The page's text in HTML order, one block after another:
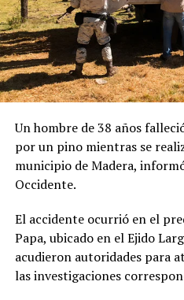
Un hombre de 38 años
por un pino mientras se
municipio de Madera,
Occidente.
El accidente ocurrió en el
Papa, ubicado en el Ejido
acudieron autoridades para
las investigaciones